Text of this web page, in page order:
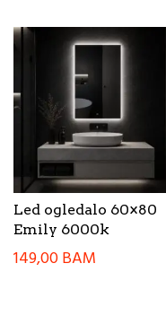
Led ogledalo 60×80
Emily 6000k
149,00BAM